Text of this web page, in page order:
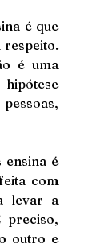
é que
respeito.
é uma
ensina é
com
levar a
preciso,
outro e